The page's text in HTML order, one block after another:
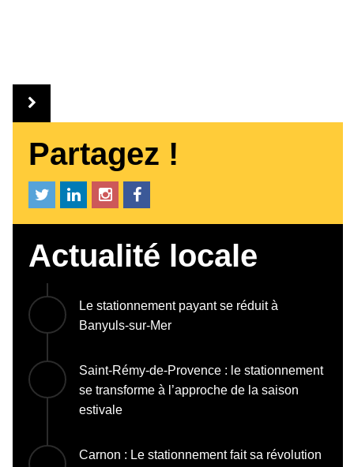
Partagez !
Actualité locale
Le stationnement payant se réduit à
Banyuls-sur-Mer
Saint-Rémy-de-Provence : le stationnement
se transforme à l’approche de la saison
estivale
Carnon : Le stationnement fait sa révolution